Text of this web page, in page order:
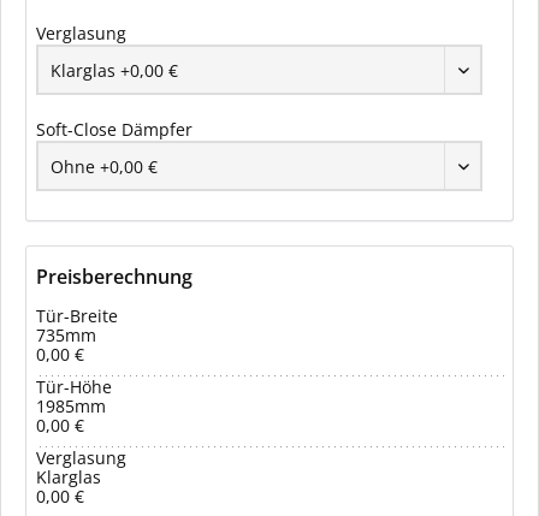
Verglasung
Soft-Close Dämpfer
Preisberechnung
Tür-Breite
735mm
0,00 €
Tür-Höhe
1985mm
0,00 €
Verglasung
Klarglas
0,00 €